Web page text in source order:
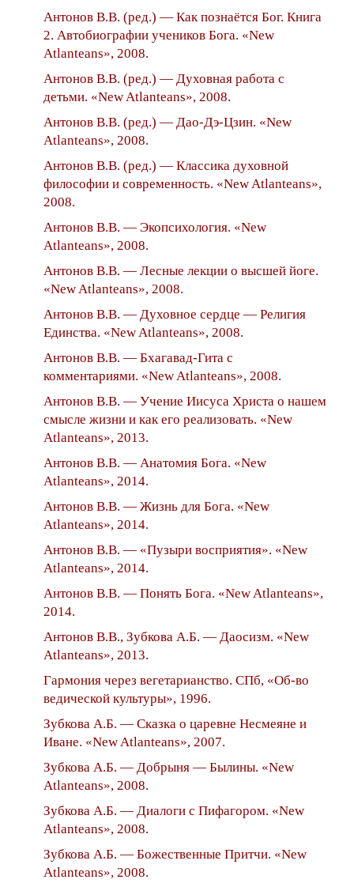
Антонов В.В. (ред.) — Как познаётся Бог. Книга
2. Автобиографии учеников Бога. «New
Atlanteans», 2008.
Антонов В.В. (ред.) — Духовная работа с
детьми. «New Atlanteans», 2008.
Антонов В.В. (ред.) — Дао-Дэ-Цзин. «New
Atlanteans», 2008.
Антонов В.В. (ред.) — Классика духовной
философии и современность. «New Atlanteans»,
2008.
Антонов В.В. — Экопсихология. «New
Atlanteans», 2008.
Антонов В.В. — Лесные лекции о высшей йоге.
«New Atlanteans», 2008.
Антонов В.В. — Духовное сердце — Религия
Единства. «New Atlanteans», 2008.
Антонов В.В. — Бхагавад-Гита с
комментариями. «New Atlanteans», 2008.
Антонов В.В. — Учение Иисуса Христа о нашем
смысле жизни и как его реализовать. «New
Atlanteans», 2013.
Антонов В.В. — Анатомия Бога. «New
Atlanteans», 2014.
Антонов В.В. — Жизнь для Бога. «New
Atlanteans», 2014.
Антонов В.В. — «Пузыри восприятия». «New
Atlanteans», 2014.
Антонов В.В. — Понять Бога. «New Atlanteans»,
2014.
Антонов В.В., Зубкова А.Б. — Даосизм. «New
Atlanteans», 2013.
Гармония через вегетарианство. СПб, «Об-во
ведической культуры», 1996.
Зубкова А.Б. — Сказка о царевне Несмеяне и
Иване. «New Atlanteans», 2007.
Зубкова А.Б. — Добрыня — Былины. «New
Atlanteans», 2008.
Зубкова А.Б. — Диалоги с Пифагором. «New
Atlanteans», 2008.
Зубкова А.Б. — Божественные Притчи. «New
Atlanteans», 2008.